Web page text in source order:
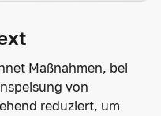
Maßnahmen, bei
von
reduziert, um